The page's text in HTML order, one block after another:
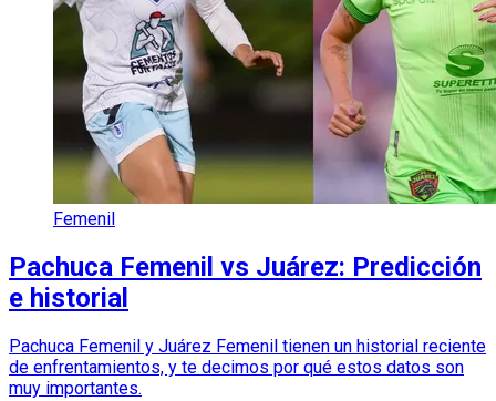
Femenil
Pachuca Femenil vs Juárez: Predicción
e historial
Pachuca Femenil y Juárez Femenil tienen un historial reciente
de enfrentamientos, y te decimos por qué estos datos son
muy importantes.